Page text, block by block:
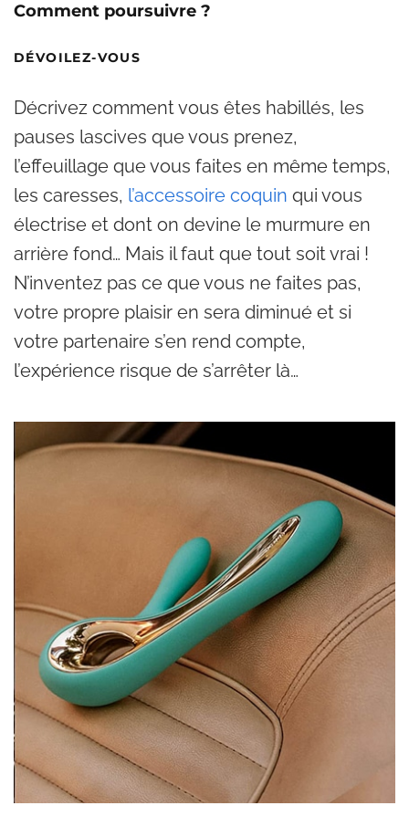
Comment poursuivre ?
DÉVOILEZ-VOUS
Décrivez comment vous êtes habillés, les
pauses lascives que vous prenez,
l’effeuillage que vous faites en même temps,
les caresses, l’accessoire coquin qui vous
électrise et dont on devine le murmure en
arrière fond… Mais il faut que tout soit vrai !
N’inventez pas ce que vous ne faites pas,
votre propre plaisir en sera diminué et si
votre partenaire s’en rend compte,
l’expérience risque de s’arrêter là…